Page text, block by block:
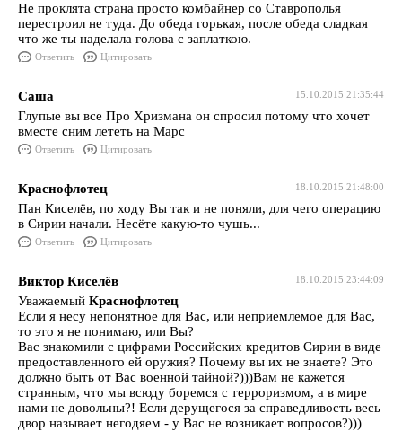
Не проклята страна просто комбайнер со Ставрополья
перестроил не туда. До обеда горькая, после обеда сладкая
что же ты наделала голова с заплаткою.
Ответить Цитировать
15.10.2015 21:35:44
Саша
Глупые вы все Про Хризмана он спросил потому что хочет
вместе сним лететь на Марс
Ответить Цитировать
18.10.2015 21:48:00
Краснофлотец
Пан Киселёв, по ходу Вы так и не поняли, для чего операцию
в Сирии начали. Несёте какую-то чушь...
Ответить Цитировать
18.10.2015 23:44:09
Виктор Киселёв
Уважаемый Краснофлотец
Если я несу непонятное для Вас, или неприемлемое для Вас,
то это я не понимаю, или Вы?
Вас знакомили с цифрами Российских кредитов Сирии в виде
предоставленного ей оружия? Почему вы их не знаете? Это
должно быть от Вас военной тайной?)))Вам не кажется
странным, что мы всюду боремся с терроризмом, а в мире
нами не довольны?! Если дерущегося за справедливость весь
двор называет негодяем - у Вас не возникает вопросов?)))